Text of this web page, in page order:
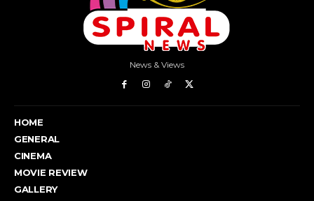
News & Views
HOME
GENERAL
CINEMA
MOVIE REVIEW
GALLERY